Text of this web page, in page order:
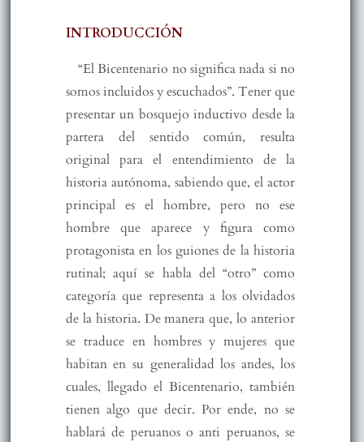
INTRODUCCIÓN
“El Bicentenario no significa nada si no
somos incluidos y escuchados”. Tener que
presentar un bosquejo inductivo desde la
partera del sentido común, resulta
original para el entendimiento de la
historia autónoma, sabiendo que, el actor
principal es el hombre, pero no ese
hombre que aparece y figura como
protagonista en los guiones de la historia
rutinal; aquí se habla del “otro” como
categoría que representa a los olvidados
de la historia. De manera que, lo anterior
se traduce en hombres y mujeres que
habitan en su generalidad los andes, los
cuales, llegado el Bicentenario, también
tienen algo que decir. Por ende, no se
hablará de peruanos o anti peruanos, se